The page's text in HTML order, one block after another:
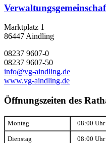
Marktplatz 1
86447 Aindling
08237 9607-0
08237 9607-50
info@vg-aindling.de
www.vg-aindling.de
Öffnungszeiten des
Montag 08:00
Dienstag 08:00